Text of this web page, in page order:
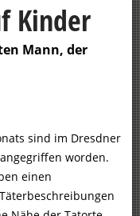
Kinder
Mann, der
sind im Dresdner
worden.
einen